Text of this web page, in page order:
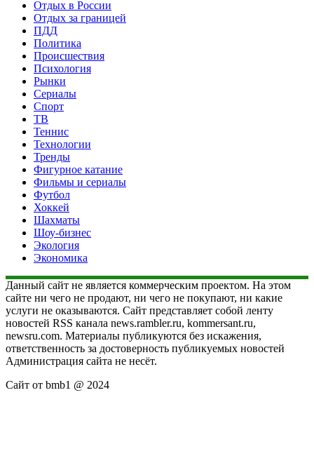
Отдых в России
Отдых за границей
ПДД
Политика
Происшествия
Психология
Рынки
Сериалы
Спорт
ТВ
Теннис
Технологии
Тренды
Фигурное катание
Фильмы и сериалы
Футбол
Хоккей
Шахматы
Шоу-бизнес
Экология
Экономика
Данный сайт не является коммерческим проектом. На этом
сайте ни чего не продают, ни чего не покупают, ни какие
услуги не оказываются. Сайт представляет собой ленту
новостей RSS канала news.rambler.ru, kommersant.ru,
newsru.com. Материалы публикуются без искажения,
ответственность за достоверность публикуемых новостей
Администрация сайта не несёт.
Сайт от bmb1 @ 2024